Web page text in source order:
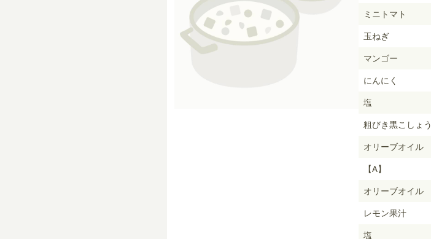
ミニトマト
玉ねぎ
マンゴー
にんにく
塩
粗びき黒こしょう
オリーブオイル
【A】
オリーブオイル
レモン果汁
塩